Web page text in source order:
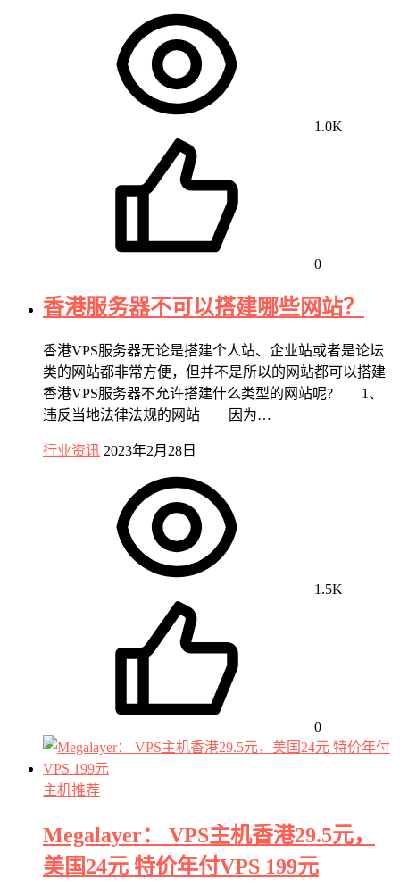
1.0K
0
香港服务器不可以搭建哪些网站？
香港VPS服务器无论是搭建个人站、企业站或者是论坛
类的网站都非常方便，但并不是所以的网站都可以搭建
香港VPS服务器不允许搭建什么类型的网站呢? 1、
违反当地法律法规的网站 因为…
行业资讯 2023年2月28日
1.5K
0
主机推荐
Megalayer： VPS主机香港29.5元，
美国24元 特价年付VPS 199元